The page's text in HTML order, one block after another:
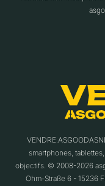
smartphones,
objectifs. © 2008-2026
Ohm-Straße 6 - 15236